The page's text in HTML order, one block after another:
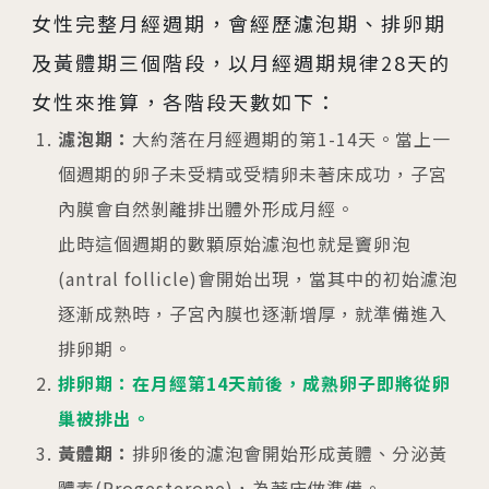
女性完整月經週期，會經歷濾泡期、排卵期
及黃體期三個階段，以月經週期規律28天的
女性來推算，各階段天數如下：
濾泡期： 大約落在月經週期的第1-14天。當上一
個週期的卵子未受精或受精卵未著床成功，子宮
內膜會自然剝離排出體外形成月經。
此時這個週期的數顆原始濾泡也就是竇卵泡
(antral follicle)會開始出現，當其中的初始濾泡
逐漸成熟時，子宮內膜也逐漸增厚，就準備進入
排卵期。
排卵期：在月經第14天前後，成熟卵子即將從卵
巢被排出。
黃體期： 排卵後的濾泡會開始形成黃體、分泌黃